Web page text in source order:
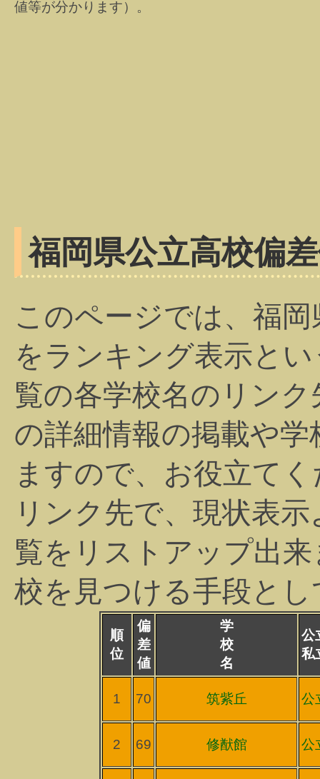
値等が分かります）。
福岡県公立高校偏
このページでは、福
をランキング表示と
覧の各学校名のリン
の詳細情報の掲載や
ますので、お役立て
リンク先で、現状表
覧をリストアップ出
校を見つける手段と
順
位
偏
差
値
学
校
名
公
私
1 70 筑紫丘 公
2 69 修猷館 公